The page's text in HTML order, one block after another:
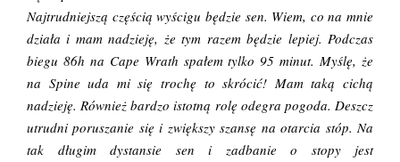
Najtrudniejszą częścią wyścigu będzie sen. Wiem, co na mnie
działa i mam nadzieję, że tym razem będzie lepiej. Podczas
biegu 86h na Cape Wrath spałem tylko 95 minut. Myślę, że
na Spine uda mi się trochę to skrócić! Mam taką cichą
nadzieję. Również bardzo istotną rolę odegra pogoda. Deszcz
utrudni poruszanie się i zwiększy szansę na otarcia stóp. Na
tak długim dystansie sen i zadbanie o stopy jest